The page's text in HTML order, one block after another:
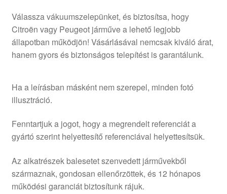
Válassza vákuumszelepünket, és biztosítsa, hogy
Citroën vagy Peugeot járműve a lehető legjobb
állapotban működjön! Vásárlásával nemcsak kiváló árat,
hanem gyors és biztonságos telepítést is garantálunk.
Ha a leírásban másként nem szerepel, minden fotó
illusztráció.
Fenntartjuk a jogot, hogy a megrendelt referenciát a
gyártó szerint helyettesítő referenciával helyettesítsük.
Az alkatrészek balesetet szenvedett járművekből
származnak, gondosan ellenőrzöttek, és 12 hónapos
működési garanciát biztosítunk rájuk.